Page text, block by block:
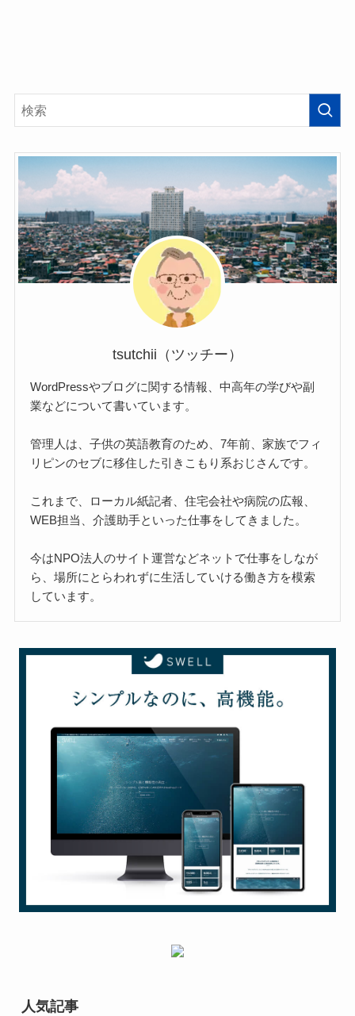
tsutchii（ツッチー）
WordPressやブログに関する情報、中高年の学びや副
業などについて書いています。
管理人は、子供の英語教育のため、7年前、家族でフィ
リピンのセブに移住した引きこもり系おじさんです。
これまで、ローカル紙記者、住宅会社や病院の広報、
WEB担当、介護助手といった仕事をしてきました。
今はNPO法人のサイト運営などネットで仕事をしなが
ら、場所にとらわれずに生活していける働き方を模索
しています。
人気記事